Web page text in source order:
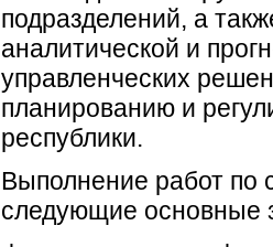
подразделений, а
аналитической и
управленческих
планированию и
республики.
Выполнение работ по
следующие основные